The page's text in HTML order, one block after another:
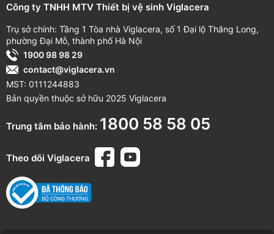
Công ty TNHH MTV Thiết bị vệ sinh Viglacera
Trụ sở chính: Tầng 1 Tòa nhà Viglacera, số 1 Đại lộ Thăng Long,
phường Đại Mỗ, thành phố Hà Nội
1900 98 98 29
contact@viglacera.vn
MST: 0111244883
Bản quyền thuộc sở hữu 2025 Viglacera
Trung tâm bảo hành: 1800 58 58 05
Theo dõi Viglacera